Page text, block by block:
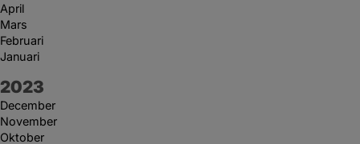
April
Mars
Februari
Januari
År:
2023
December
November
Oktober